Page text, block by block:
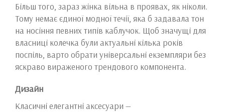
Більш того, зараз жінка вільна в проявах, як ніколи.
Тому немає єдиної модної течії, яка б задавала тон
на носіння певних типів каблучок. Щоб значущі для
власниці колечка були актуальні кілька років
поспіль, варто обрати універсальні екземпляри без
яскраво вираженого трендового компонента.
Дизайн
Класичні елегантні аксесуари —